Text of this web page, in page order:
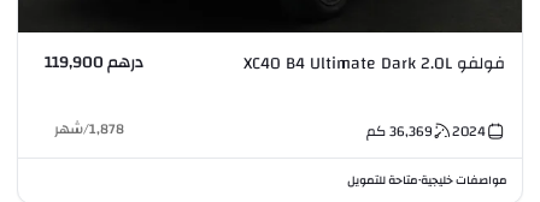
فولفو XC40 B4 Ultimate Dark 2.0L درهم 119,900
2024
36,369كم 1,878
/شهر
مواصفات خليجية•متاحة للتمويل